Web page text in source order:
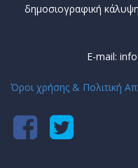
δημοσιογραφική
E-mail:
Όροι χρήσης & Πολιτική